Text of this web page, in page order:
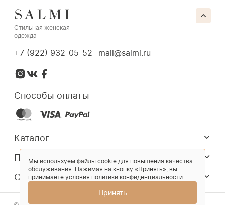
Стильная женская
одежда
+7 (922) 932-05-52 mail@salmi.ru
Способы оплаты
Каталог
Покупателям
О компании
Мы используем файлы cookie для повышения качества
обслуживания. Нажимая на кнопку «Принять», вы
принимаете условия политики конфиденциальности
Принять